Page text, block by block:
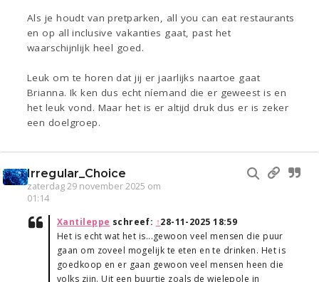
Als je houdt van pretparken, all you can eat restaurants
en op all inclusive vakanties gaat, past het
waarschijnlijk heel goed.
Leuk om te horen dat jij er jaarlijks naartoe gaat
Brianna. Ik ken dus echt níemand die er geweest is en
het leuk vond. Maar het is er altijd druk dus er is zeker
een doelgroep.
Irregular_Choice
zaterdag 29 november 2025 om
01:14
Xantileppe schreef: ↑28-11-2025 18:59
Het is echt wat het is...gewoon veel mensen die puur
gaan om zoveel mogelijk te eten en te drinken. Het is
goedkoop en er gaan gewoon veel mensen heen die
volks zijn. Uit een buurtje zoals de wielepole in